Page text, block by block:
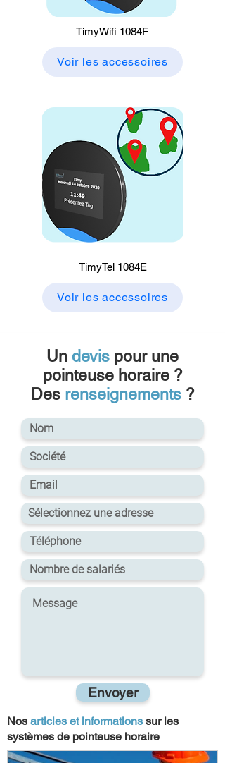
TimyWifi 1084F
Voir les accessoires
TimyTel 1084E
Voir les accessoires
Un devis pour une
pointeuse horaire ?
Des renseignements?
Envoyer
Nos articles et informations sur les
systèmes de pointeuse horaire